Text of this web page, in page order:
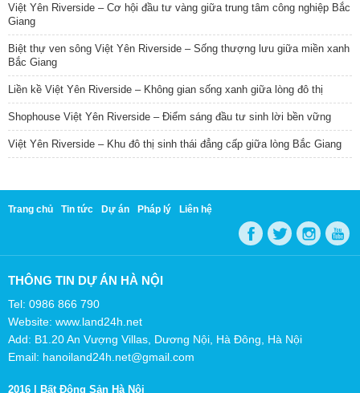
Việt Yên Riverside – Cơ hội đầu tư vàng giữa trung tâm công nghiệp Bắc
Giang
Biệt thự ven sông Việt Yên Riverside – Sống thượng lưu giữa miền xanh
Bắc Giang
Liền kề Việt Yên Riverside – Không gian sống xanh giữa lòng đô thị
Shophouse Việt Yên Riverside – Điểm sáng đầu tư sinh lời bền vững
Việt Yên Riverside – Khu đô thị sinh thái đẳng cấp giữa lòng Bắc Giang
Trang chủ Tin tức Dự án Pháp lý Liên hệ
THÔNG TIN DỰ ÁN HÀ NỘI
Tel: 0986 866 790
Website: www.land24h.net
Add: B1.20 An Vượng Villas, Dương Nội, Hà Đông, Hà Nội
Email: hanoiland24h.net@gmail.com
2016 | Bất Động Sản Hà Nội